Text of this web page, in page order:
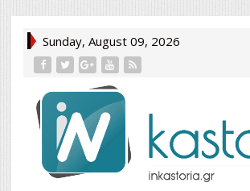
Sunday, August 09, 2026